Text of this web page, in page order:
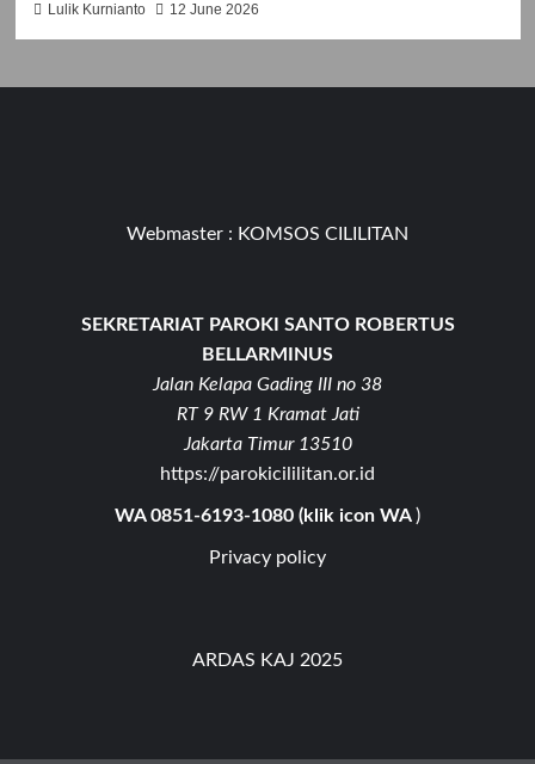
Lulik Kurnianto 12 June 2026
Webmaster : KOMSOS CILILITAN
SEKRETARIAT PAROKI SANTO ROBERTUS
BELLARMINUS
Jalan Kelapa Gading III no 38
RT 9 RW 1 Kramat Jati
Jakarta Timur 13510
https://parokicililitan.or.id
WA 0851-6193-1080 (klik icon WA )
Privacy policy
ARDAS KAJ 2025